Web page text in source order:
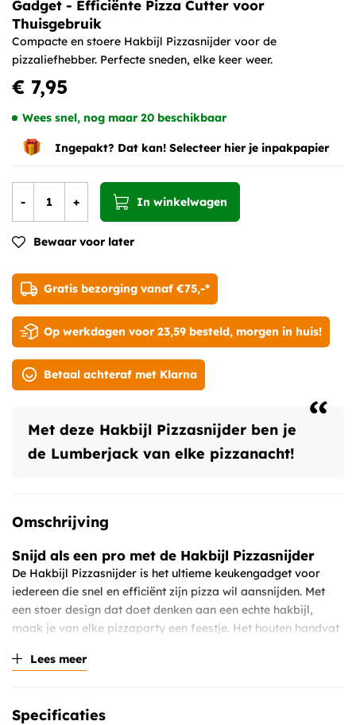
€ 7,95
Ingepakt? Dat kan! Selecteer hier je inpakpapier
- + In winkelwagen
Bewaar voor later
Gratis bezorging vanaf €75,-*
Op werkdagen voor 23,59 besteld, morgen in huis!
Betaal achteraf met Klarna
Met deze Hakbijl Pizzasnijder ben je
de Lumberjack van elke pizzanacht!
“
Wees snel, nog maar 20 beschikbaar
Gadget - Efficiënte Pizza Cutter voor
Thuisgebruik
Compacte en stoere Hakbijl Pizzasnijder voor de
pizzaliefhebber. Perfecte sneden, elke keer weer.
Omschrijving
Snijd als een pro met de Hakbijl Pizzasnijder
De Hakbijl Pizzasnijder is het ultieme keukengadget voor
iedereen die snel en efficiënt zijn pizza wil aansnijden. Met
een stoer design dat doet denken aan een echte hakbijl,
maak je van elke pizzaparty een feestje. Het houten handvat
bodem van je pizza of vlaai snijdt.
thuisgebruik
Lees meer
Specificaties